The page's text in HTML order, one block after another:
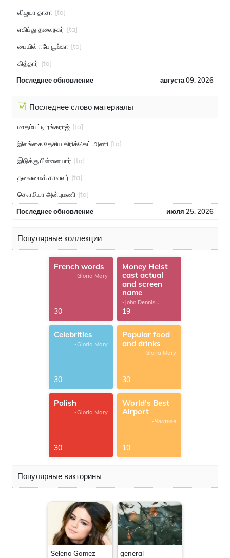
விஜயா தாசா [ta]
எகிப்து தலைநகர் [ta]
பையில் ஈபே பூங்கா [ta]
கித்தார் [ta]
Последнее обновление августа 09, 2026
Последнее слово материалы
மாதம்பட்டி ரங்கராஜ் [ta]
இலங்கை தேசிய கிரிக்கெட் அணி [ta]
இடுக்கு பிள்ளையார் [ta]
தலைமைக் காவலர் [ta]
சௌமியா அன்புமணி [ta]
Последнее обновление июля 25, 2026
Популярные коллекции
French words
-Gloria Mary
30
Money Heist
cast actual
and screen
name
-John Dennis
G.Thomas
19
Celebrities
-Gloria Mary
30
Popular food
and drinks
-Gloria Mary
30
Polish
-Gloria Mary
30
World's Best
Airport
-Частная
10
Популярные викторины
Selena Gomez
general